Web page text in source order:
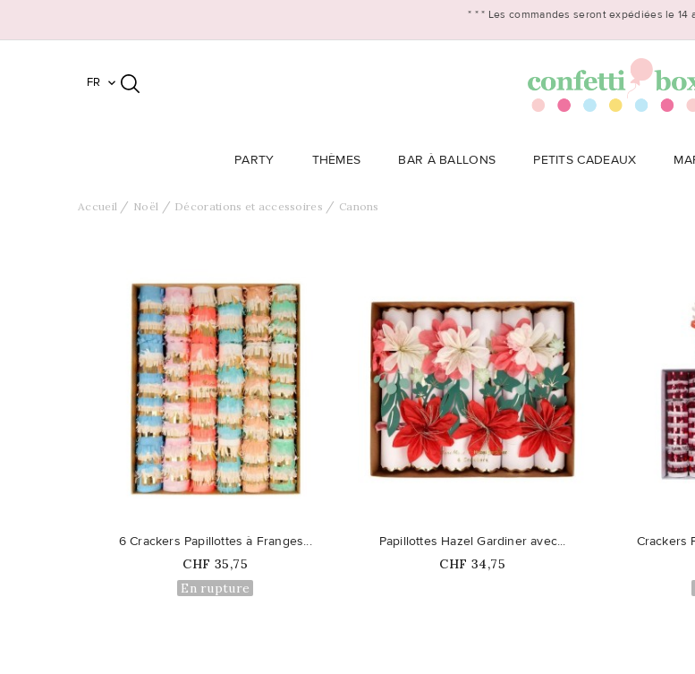
* * * Les commandes seront expédiées le 14
FR 
PARTY THÈMES BAR À BALLONS PETITS CADEAUX
Accueil Noël Décorations et accessoires Canons
6 Crackers Papillottes à Franges...
Prix
CHF 35,75
En rupture
favorite_border
Papillottes Hazel Gardiner avec...
Prix
CHF 34,75
Crackers